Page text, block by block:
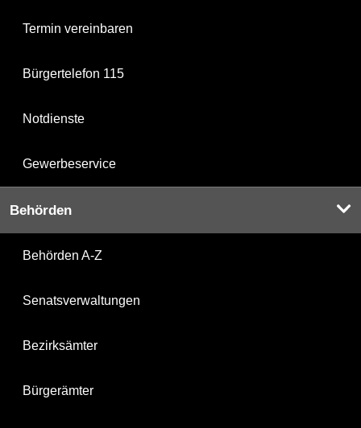
Termin vereinbaren
Bürgertelefon 115
Notdienste
Gewerbeservice
Behörden
Behörden A-Z
Senatsverwaltungen
Bezirksämter
Bürgerämter